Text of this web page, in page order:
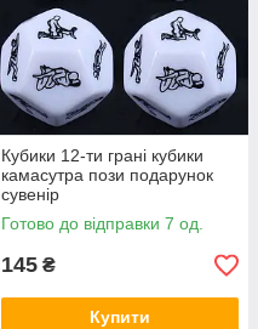
Кубики 12-ти грані кубики
камасутра пози подарунок
сувенір
Готово до відправки 7 од.
145 ₴
Купити